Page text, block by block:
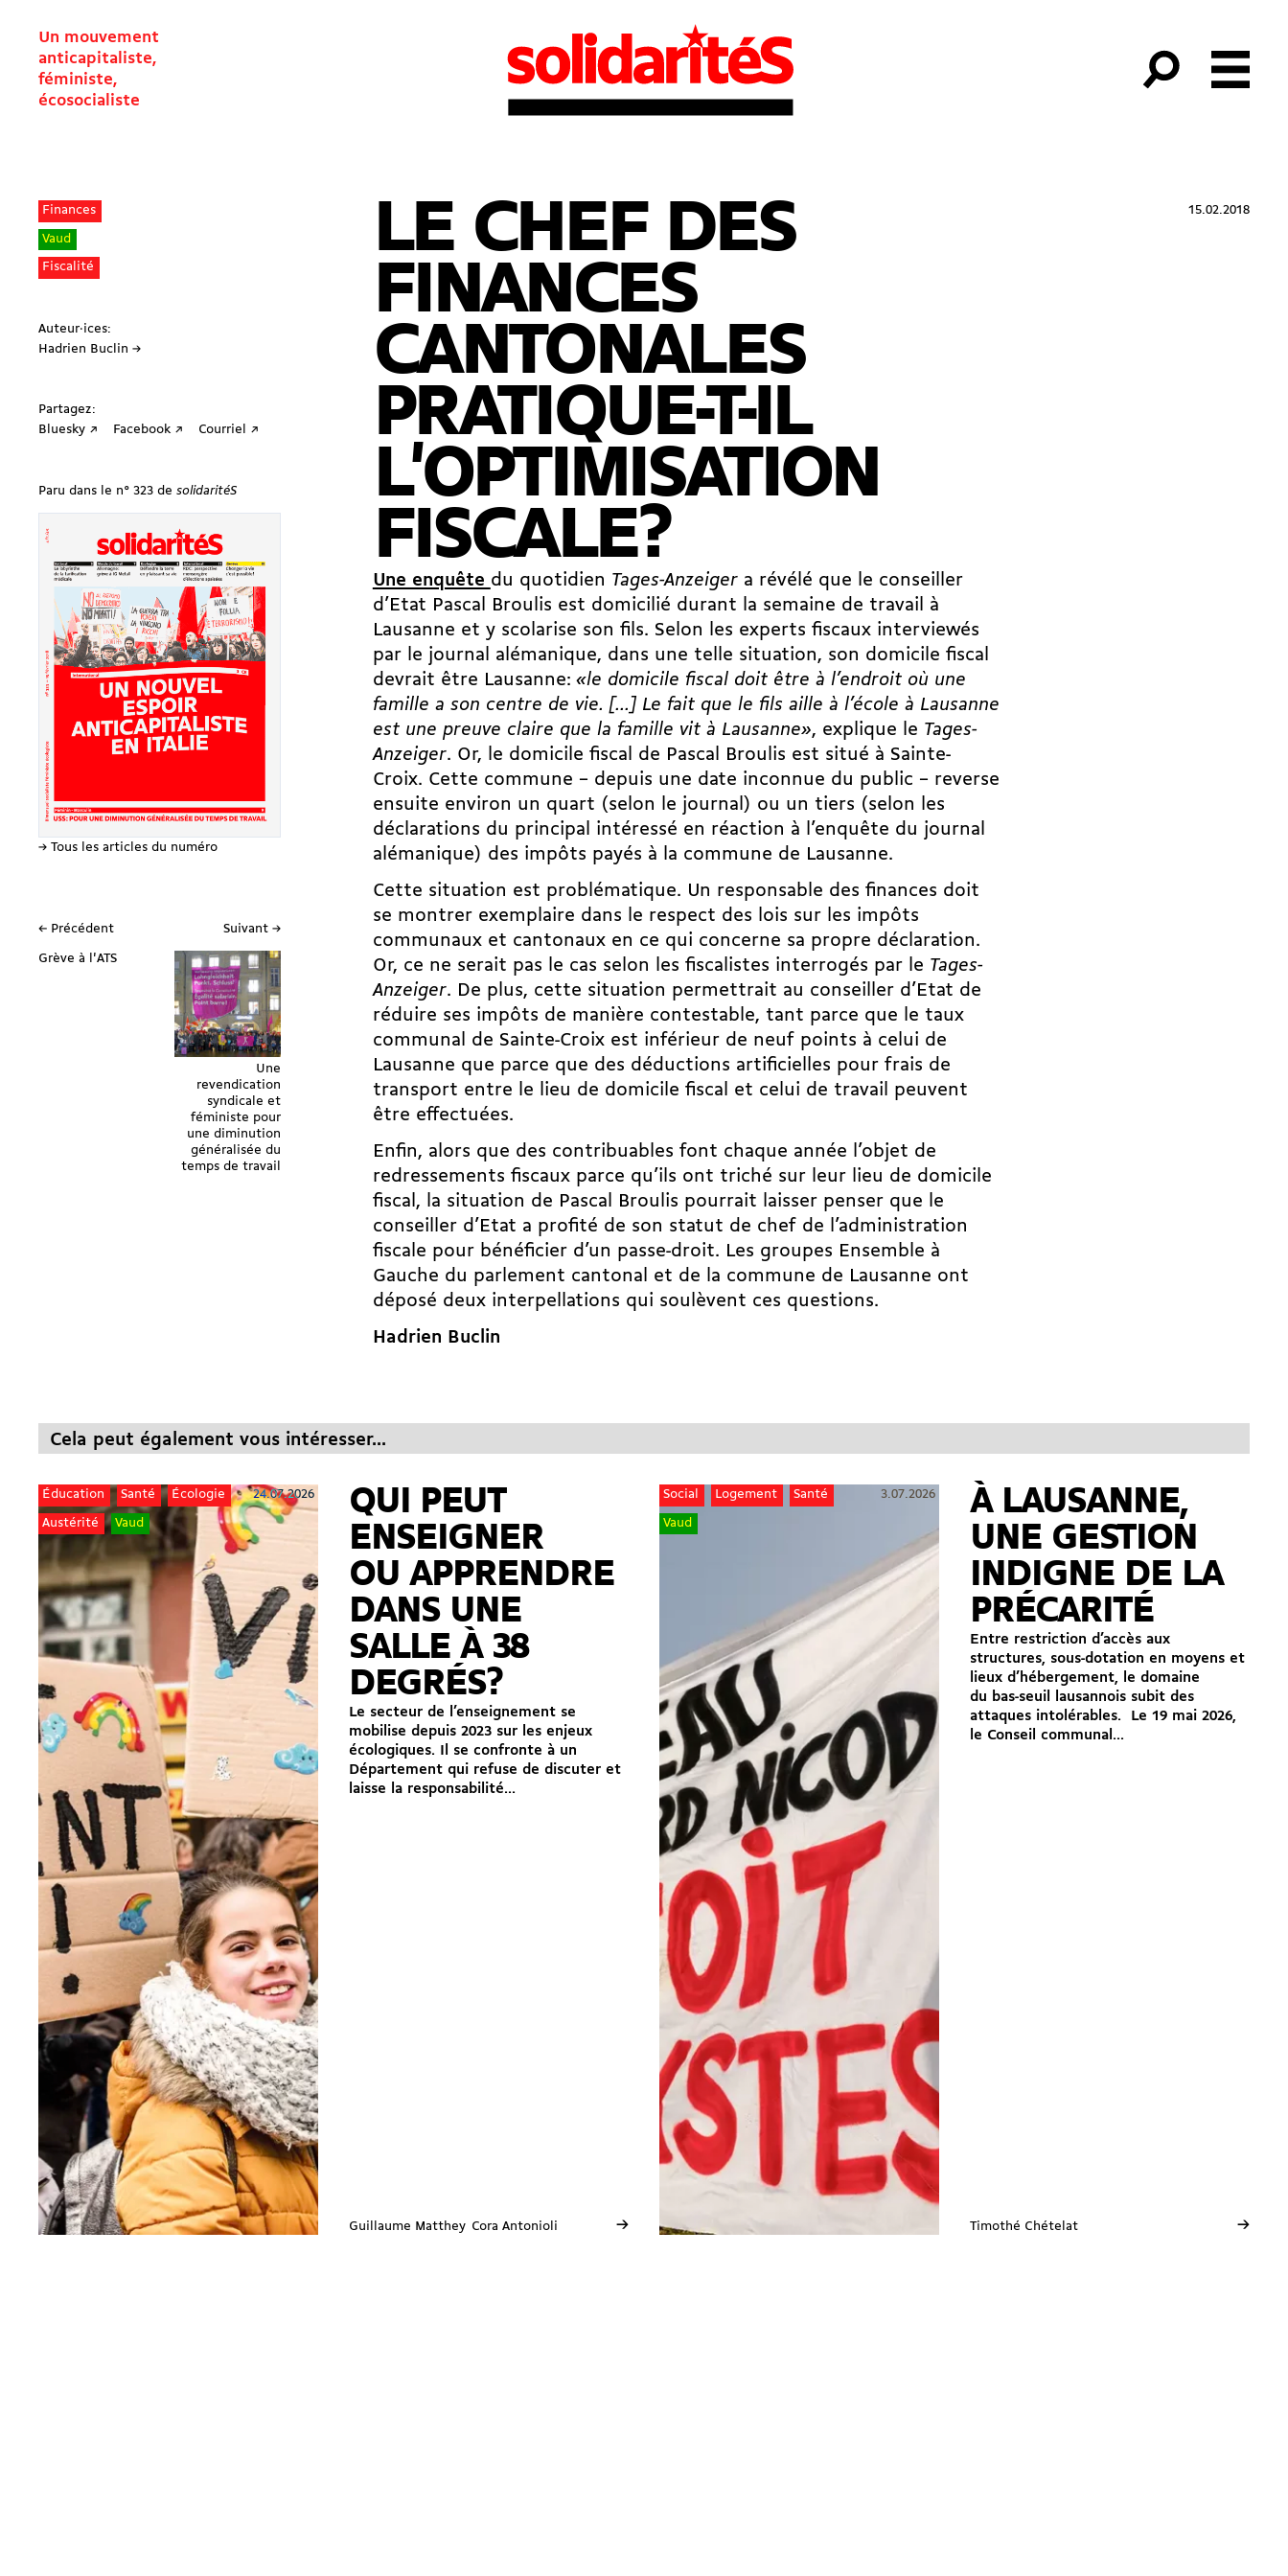
Un mouvement
anticapitaliste,
féministe,
écosocialiste
Finances
Vaud
Fiscalité
Auteur·ices:
Hadrien Buclin →
Partagez:
Bluesky ↗
Facebook ↗ Courriel ↗
Paru dans le n° 323 de solidaritéS
→ Tous les articles du numéro
← Précédent
Grève à l'ATS
Suivant →
Une
revendication
syndicale et
féministe pour
une diminution
généralisée du
temps de travail
15.02.2018
LE CHEF DES
FINANCES
CANTONALES
PRATIQUE-T-IL
L'OPTIMISATION
FISCALE?
Une enquête du quotidien Tages-Anzeigera révélé que le conseiller
d’Etat Pascal Broulis est domicilié durant la semaine de travail à
Lausanne et y scolarise son fils. Selon les experts fiscaux interviewés
par le journal alémanique, dans une telle situation, son domicile fiscal
devrait être Lausanne: «le domicile fiscal doit être à l’endroit où une
famille a son centre de vie. […] Le fait que le fils aille à l’école à Lausanne
est une preuve claire que la famille vit à Lausanne», explique le Tages-
Anzeiger. Or, le domicile fiscal de Pascal Broulis est situé à Sainte-
Croix. Cette commune – depuis une date inconnue du public – reverse
ensuite environ un quart (selon le journal) ou un tiers (selon les
déclarations du principal intéressé en réaction à l’enquête du journal
alémanique) des impôts payés à la commune de Lausanne.
Cette situation est problématique. Un responsable des finances doit
se montrer exemplaire dans le respect des lois sur les impôts
communaux et cantonaux en ce qui concerne sa propre déclaration.
Or, ce ne serait pas le cas selon les fiscalistes interrogés par le Tages-
Anzeiger. De plus, cette situation permettrait au conseiller d’Etat de
réduire ses impôts de manière contestable, tant parce que le taux
communal de Sainte-Croix est inférieur de neuf points à celui de
Lausanne que parce que des déductions artificielles pour frais de
transport entre le lieu de domicile fiscal et celui de travail peuvent
être effectuées.
Enfin, alors que des contribuables font chaque année l’objet de
redressements fiscaux parce qu’ils ont triché sur leur lieu de domicile
fiscal, la situation de Pascal Broulis pourrait laisser penser que le
conseiller d’Etat a profité de son statut de chef de l’administration
fiscale pour bénéficier d’un passe-droit. Les groupes Ensemble à
Gauche du parlement cantonal et de la commune de Lausanne ont
déposé deux interpellations qui soulèvent ces questions.
Hadrien Buclin
Cela peut également vous intéresser...
Éducation Santé
Écologie
Austérité
Vaud
24.07.2026
QUI PEUT
ENSEIGNER
OU APPRENDRE
DANS UNE
SALLE À 38
DEGRÉS?
Le secteur de l’enseignement se
mobilise depuis 2023 sur les enjeux
écologiques. Il se confronte à un
Département qui refuse de discuter et
laisse la responsabilité...
Guillaume Matthey Cora Antonioli →
Social Logement
Santé
Vaud
3.07.2026
À LAUSANNE,
UNE GESTION
INDIGNE DE LA
PRÉCARITÉ
Entre restriction d’accès aux
structures, sous-dotation en moyens et
lieux d’hébergement, le domaine
du bas-seuil lausannois subit des
attaques intolérables. Le 19 mai 2026,
le Conseil communal...
Timothé Chételat →